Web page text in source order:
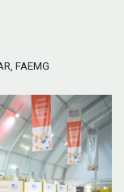
FAEMG